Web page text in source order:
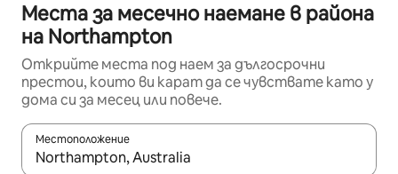
Места за месечно наемане в района
на Northampton
Открийте места под наем за дългосрочни
престои, които ви карат да се чувствате като у
дома си за месец или повече.
Местоположение
Когато резултатите се покажат, използвайте